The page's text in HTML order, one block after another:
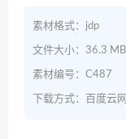
素材格式：jdp
文件大小：36.3 MB
素材编号：C487
下载方式：百度云